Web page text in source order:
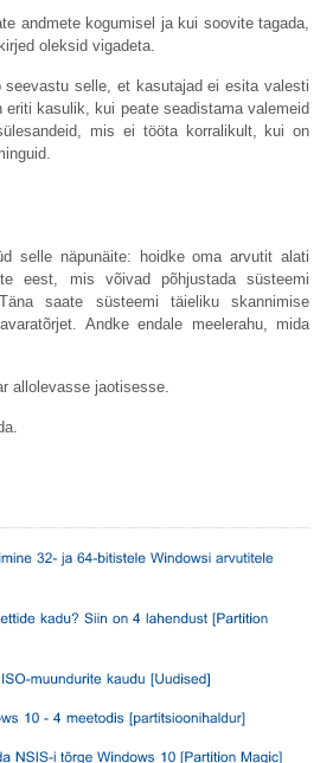
andmete kogumisel ja kui soovite tagada,
oleksid vigadeta.
seevastu selle, et kasutajad ei esita valesti
kasulik, kui peate seadistama valemeid
mis ei tööta korralikult, kui on
selle näpunäite: hoidke oma arvutit alati
eest, mis võivad põhjustada süsteemi
saate süsteemi täieliku skannimise
Andke endale meelerahu, mida
allolevasse jaotisesse.